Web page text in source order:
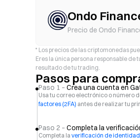
2FA. La disponibilidad, los
Ondo
Precio de Ondo
* Los precios de las criptomonedas
Eres la única persona responsable
resultado de tu trading.
Pasos para
Paso 1 – Crea una cuenta en
Usa tu correo electrónico o número
factores (2FA) antes de realizar tu
Paso 2 – Completa la
Completa la verificación de identidad